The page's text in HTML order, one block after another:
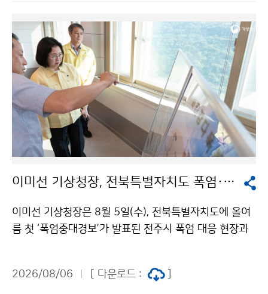
이미선 기상청장, 전북특별자치도 폭염·가뭄 현장 방문
이미선 기상청장은 8월 5일(수), 전북특별자치도에 올여
름 첫 ‘폭염중대경보’가 발표된 전주시 폭염 대응 현장과
문하여 폭염 상황과 현장 대응체계를 살피고, 섬진강댐을
2026/08/06 [ 다운로드 :